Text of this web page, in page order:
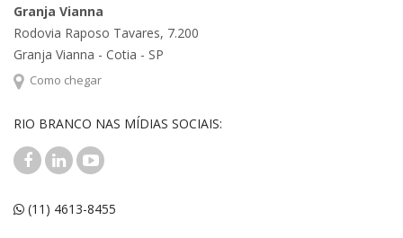
Granja Vianna
Rodovia Raposo Tavares, 7.200
Granja Vianna - Cotia - SP
Como chegar
RIO BRANCO NAS MÍDIAS SOCIAIS:
(11) 4613-8455